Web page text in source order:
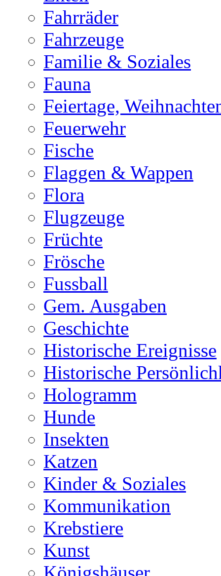
Fahrräder
Fahrzeuge
Familie & Soziales
Fauna
Feiertage,
Feuerwehr
Fische
Flaggen & Wappen
Flora
Flugzeuge
Früchte
Frösche
Fussball
Gem. Ausgaben
Geschichte
Historische Ereignisse
Historische
Hologramm
Hunde
Insekten
Katzen
Kinder & Soziales
Kommunikation
Krebstiere
Kunst